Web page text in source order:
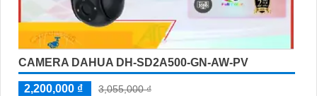
CAMERA DAHUA DH-SD2A500-GN-AW-PV
2,200,000 ₫
3,055,000 ₫